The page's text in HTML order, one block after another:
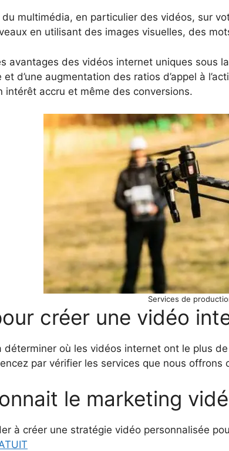
du multimédia, en particulier des vidéos, sur
en utilisant des images visuelles, des
avantages des vidéos internet uniques sous
d’une augmentation des ratios d’appel à
intérêt accru et même des conversions.
Services de
créer une vidéo
où les vidéos internet ont le plus
par vérifier les services que nous offrons
le marketing
à créer une stratégie vidéo personnalisée